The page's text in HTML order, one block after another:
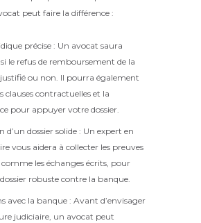
peut faire la différence :
précise : Un avocat saura
le refus de remboursement de la
ou non. Il pourra également
clauses contractuelles et la
pour appuyer votre dossier.
d’un dossier solide : Un expert en
vous aidera à collecter les preuves
comme les échanges écrits, pour
robuste contre la banque.
avec la banque : Avant d’envisager
judiciaire, un avocat peut